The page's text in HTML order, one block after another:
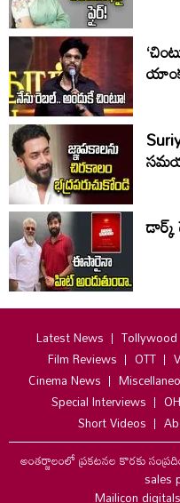
Latest News Tollywood
Film Reviews
OTT
Cinema News
Special Interviews
Short Videos
అంతర్జాలంలో ప్రకటనల కొరకు
sales
Mailicon